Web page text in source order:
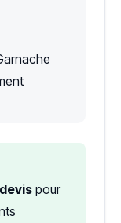
pour